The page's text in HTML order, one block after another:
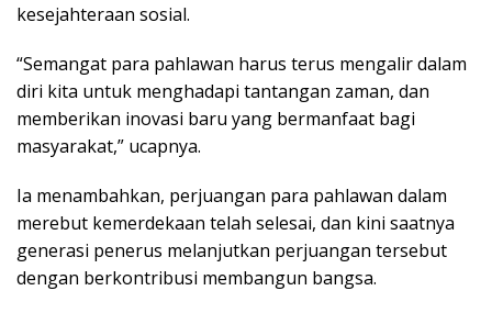
kesejahteraan sosial.
“Semangat para pahlawan harus terus mengalir dalam
diri kita untuk menghadapi tantangan zaman, dan
memberikan inovasi baru yang bermanfaat bagi
masyarakat,” ucapnya.
Ia menambahkan, perjuangan para pahlawan dalam
merebut kemerdekaan telah selesai, dan kini saatnya
generasi penerus melanjutkan perjuangan tersebut
dengan berkontribusi membangun bangsa.